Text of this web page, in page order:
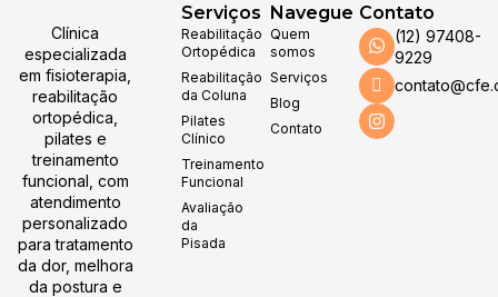
Clínica
especializada
em fisioterapia,
reabilitação
ortopédica,
pilates e
treinamento
funcional, com
atendimento
personalizado
para tratamento
da dor, melhora
da postura e
Serviços
Reabilitação
Ortopédica
Reabilitação
da Coluna
Pilates
Clínico
Treinamento
Funcional
Avaliação
da
Pisada
Navegue
Quem
somos
Serviços
Blog
Contato
Contato
(12) 97408-
9229